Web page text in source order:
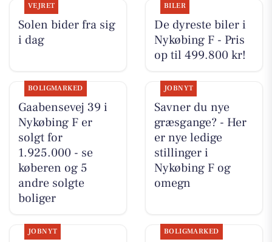
VEJRET
Solen bider fra sig
i dag
BILER
De dyreste biler i
Nykøbing F - Pris
op til 499.800 kr!
BOLIGMARKED
Gaabensevej 39 i
Nykøbing F er
solgt for
1.925.000 - se
køberen og 5
andre solgte
boliger
JOBNYT
Savner du nye
græsgange? - Her
er nye ledige
stillinger i
Nykøbing F og
omegn
JOBNYT BOLIGMARKED